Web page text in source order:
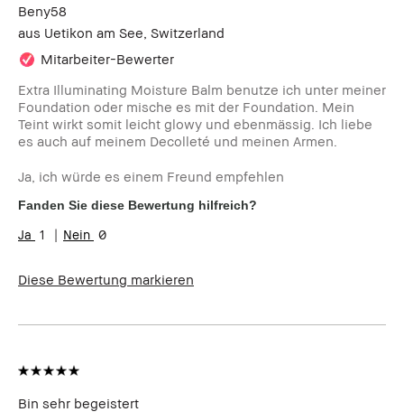
Beny58
aus Uetikon am See, Switzerland
Mitarbeiter-Bewerter
Extra Illuminating Moisture Balm benutze ich unter meiner
Foundation oder mische es mit der Foundation. Mein
Teint wirkt somit leicht glowy und ebenmässig. Ich liebe
es auch auf meinem Decolleté und meinen Armen.
Ja, ich würde es einem Freund empfehlen
Fanden Sie diese Bewertung hilfreich?
1 0
Diese Bewertung markieren
Bin sehr begeistert